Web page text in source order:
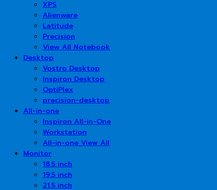
XPS
Alienware
Latitude
Precision
View All Notebook
Desktop
Vostro Desktop
Inspiron Desktop
OptiPlex
precision-desktop
All-in-one
Inspiron All-in-One
Workstation
All-in-one View All
Monitor
18.5 inch
19.5 inch
21.5 inch